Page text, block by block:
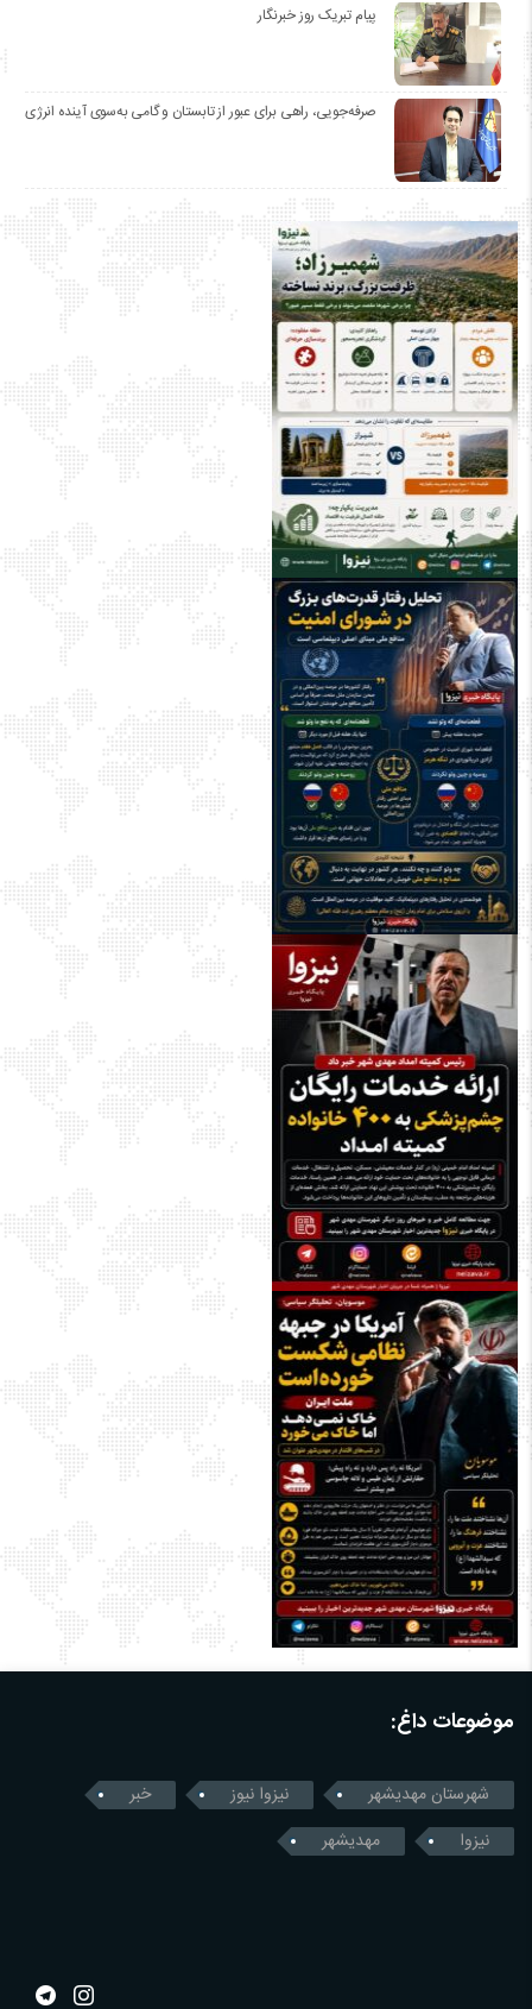
پیام تبریک روز خبرنگار
صرفه‌جویی، راهی برای عبور از تابستان و گامی به‌سوی آینده انرژی
موضوعات داغ:
شهرستان مهدیشهر نیزوا نیوز
خبر
نیزوا
مهدیشهر